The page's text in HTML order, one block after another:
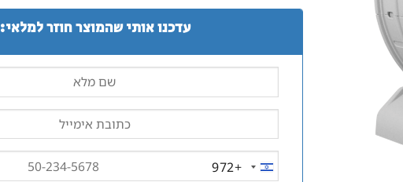
עדכנו אותי שהמוצר חוזר למלאי:
ISRAEL
+972